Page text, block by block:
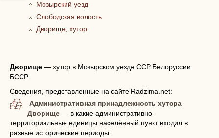
Мозырский уезд
Слободская волость
Дворище, хутор
Дворище — хутор в Мозырском уезде ССР Белоруссии
БССР.
Сведения, представленные на сайте Radzima.net:
Административная принадлежность хутора
Дворище — в какие административно-
территориальные единицы населённый пункт входил в
разные исторические периоды: